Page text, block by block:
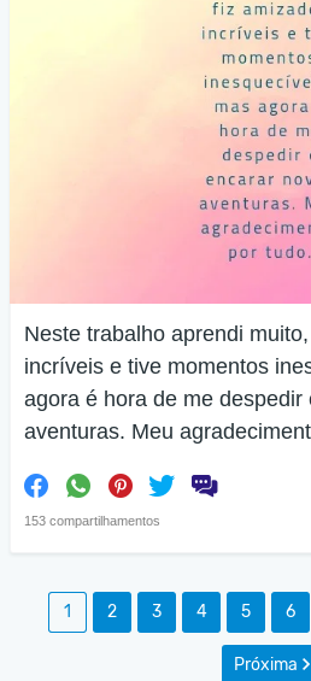
Neste trabalho aprendi
incríveis e tive momentos
agora é hora de me despedir
aventuras. Meu
153 compartilhamentos
1 2 3 4 5 6
Próxima